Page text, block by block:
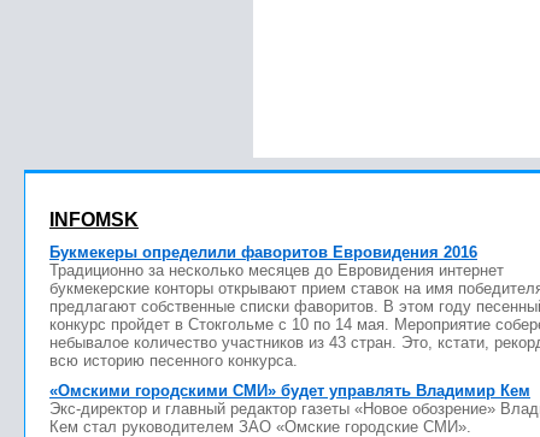
INFOMSK
Букмекеры определили фаворитов Евровидения 2016
Традиционно за несколько месяцев до Евровидения интернет
букмекерские конторы открывают прием ставок на имя
предлагают собственные списки фаворитов. В этом году
конкурс пройдет в Стокгольме с 10 по 14 мая. Мероприятие
небывалое количество участников из 43 стран. Это, кстати,
всю историю песенного конкурса.
«Омскими городскими СМИ» будет управлять Владимир Кем
Экс-директор и главный редактор газеты «Новое обозрение»
Кем стал руководителем ЗАО «Омские городские СМИ».